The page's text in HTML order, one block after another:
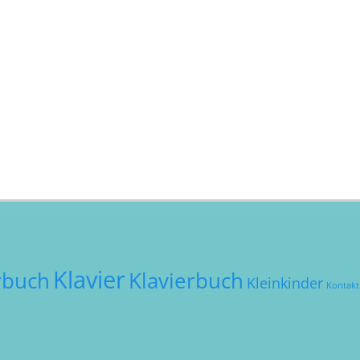
KlavierKlavierbuch Kleinkinder Kontakt